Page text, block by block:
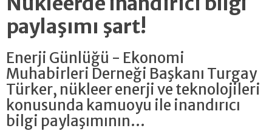
paylaşımı şart!
Enerji Günlüğü - Ekonomi
Muhabirleri Derneği Başkanı Turgay
Türker, nükleer enerji ve teknolojileri
konusunda kamuoyu ile inandırıcı
bilgi paylaşımının...